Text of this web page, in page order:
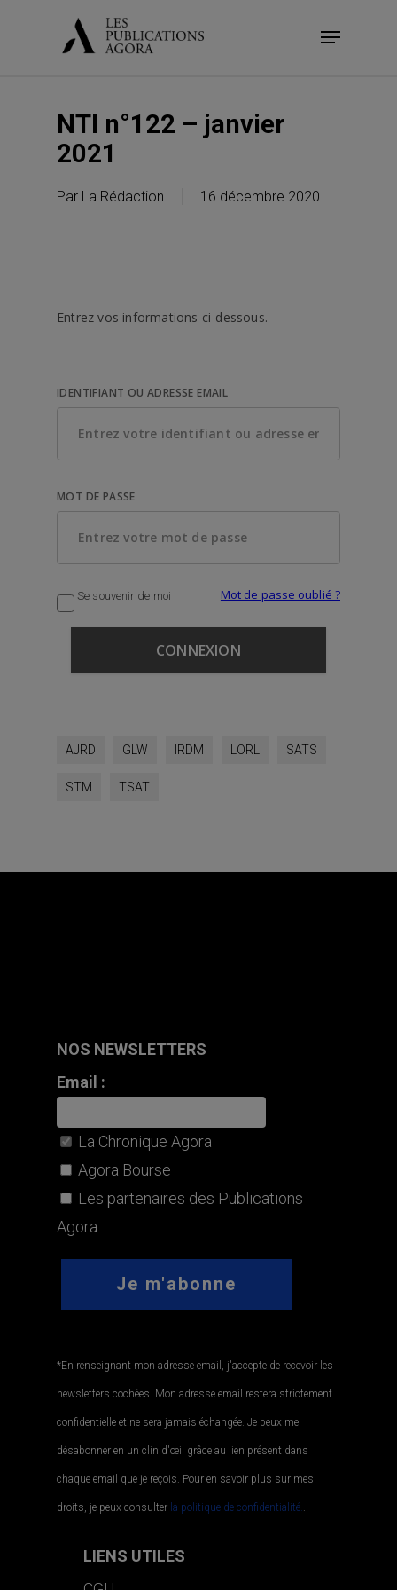
Menu
NTI n°122 – janvier
2021
Par La Rédaction 16 décembre 2020
Entrez vos informations ci-dessous.
IDENTIFIANT OU ADRESSE EMAIL
MOT DE PASSE
Se souvenir de moi Mot de passe oublié ?
AJRD GLW IRDM LORL SATS
STM TSAT
NOS NEWSLETTERS
Email :
La Chronique Agora
Agora Bourse
Les partenaires des Publications
Agora
*En renseignant mon adresse email, j'accepte de recevoir les
newsletters cochées. Mon adresse email restera strictement
confidentielle et ne sera jamais échangée. Je peux me
désabonner en un clin d'œil grâce au lien présent dans
chaque email que je reçois. Pour en savoir plus sur mes
droits, je peux consulter la politique de confidentialité..
LIENS UTILES